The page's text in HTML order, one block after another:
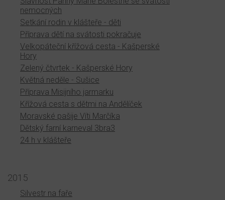
nemocných
Setkání rodin v klášteře - děti
Příprava dětí na svátosti pokračuje
Velkopáteční křížová cesta - Kašperské
Hory
Zelený čtvrtek - Kašperské Hory
Květná neděle - Sušice
Příprava Misijního jarmarku
Křížová cesta s dětmi na Andělíček
Moravské pašije Víti Marčíka
Dětský farní karneval 3bra3
24 h v klášteře
2015
Silvestr na faře